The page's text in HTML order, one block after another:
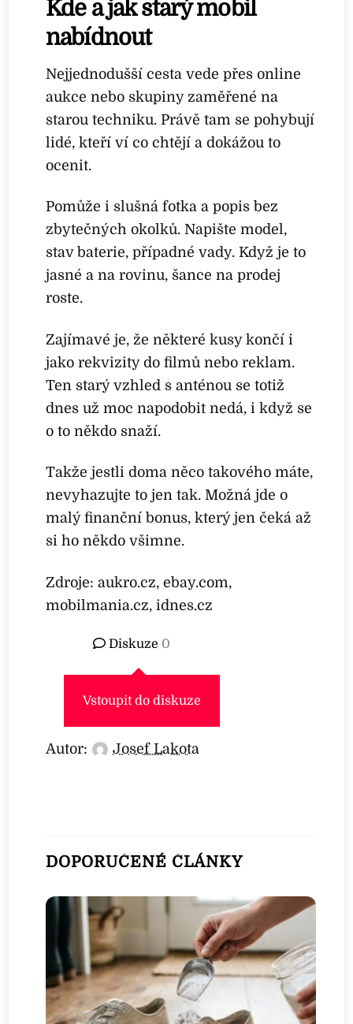
Kde a jak starý mobil
nabídnout
Nejjednodušší cesta vede přes online
aukce nebo skupiny zaměřené na
starou techniku. Právě tam se pohybují
lidé, kteří ví co chtějí a dokážou to
ocenit.
Pomůže i slušná fotka a popis bez
zbytečných okolků. Napište model,
stav baterie, případné vady. Když je to
jasné a na rovinu, šance na prodej
roste.
Zajímavé je, že některé kusy končí i
jako rekvizity do filmů nebo reklam.
Ten starý vzhled s anténou se totiž
dnes už moc napodobit nedá, i když se
o to někdo snaží.
Takže jestli doma něco takového máte,
nevyhazujte to jen tak. Možná jde o
malý finanční bonus, který jen čeká až
si ho někdo všimne.
Zdroje: aukro.cz, ebay.com,
mobilmania.cz, idnes.cz
Diskuze 0
Vstoupit do diskuze
Autor: Josef Lakota
DOPORUČENÉ ČLÁNKY